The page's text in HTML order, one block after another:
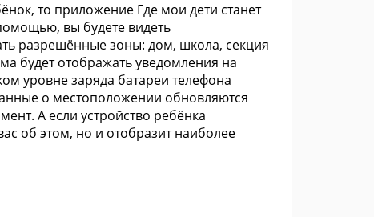
то приложение Где мои дети станет
вы будете видеть
разрешённые зоны: дом, школа, секция
будет отображать уведомления на
уровне заряда батареи телефона
о местоположении обновляются
А если устройство ребёнка
об этом, но и отобразит наиболее